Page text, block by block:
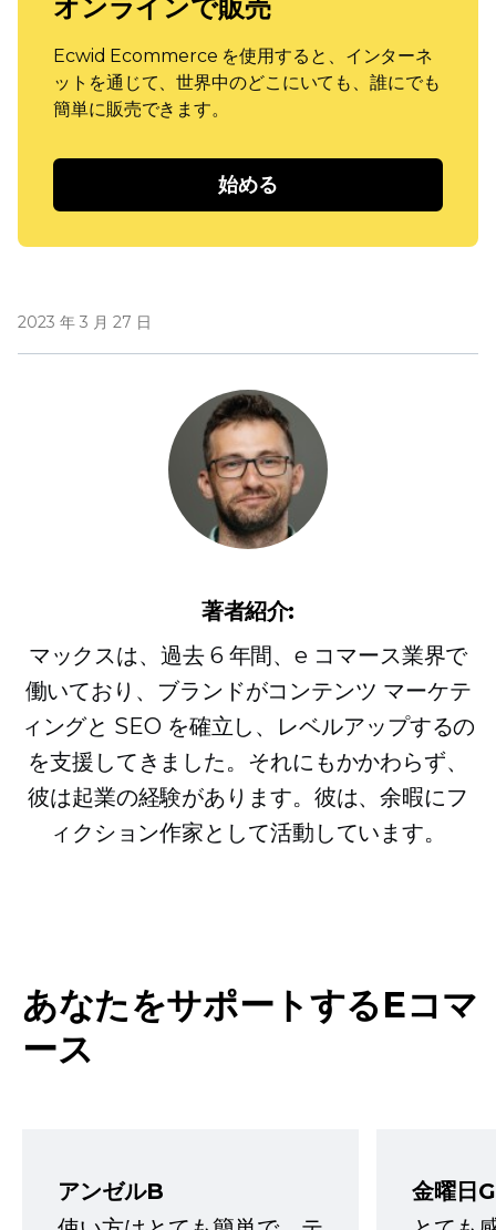
オンラインで販売
Ecwid Ecommerce を使用すると、インターネ
ットを通じて、世界中のどこにいても、誰にでも
簡単に販売できます。
始める
2023 年 3 月 27 日
著者紹介:
マックスは、過去 6 年間、e コマース業界で
働いており、ブランドがコンテンツ マーケテ
ィングと SEO を確立し、レベルアップするの
を支援してきました。それにもかかわらず、
彼は起業の経験があります。彼は、余暇にフ
ィクション作家として活動しています。
あなたをサポートするEコマ
ース
アンゼルB
金曜日G